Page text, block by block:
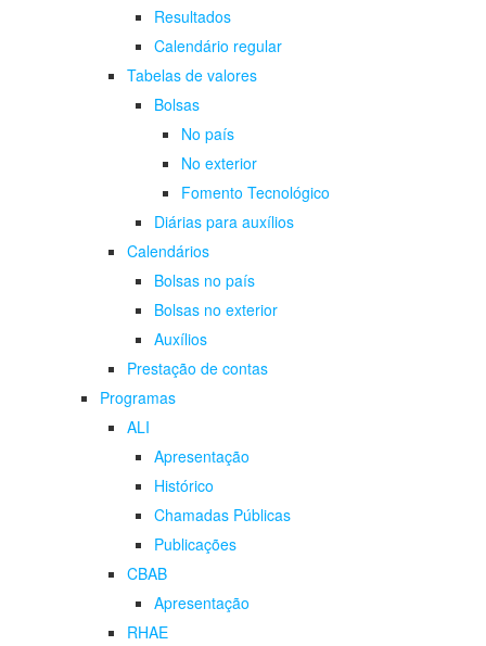
Resultados
Calendário regular
Tabelas de valores
Bolsas
No país
No exterior
Fomento Tecnológico
Diárias para auxílios
Calendários
Bolsas no país
Bolsas no exterior
Auxílios
Prestação de contas
Programas
ALI
Apresentação
Histórico
Chamadas Públicas
Publicações
CBAB
Apresentação
RHAE